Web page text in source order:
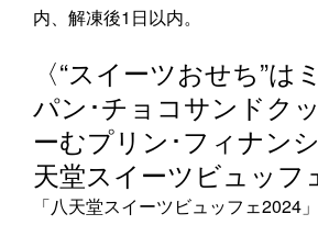
内、解凍後1日以内。
〈“スイーツおせち”は
パン･チョコサンドク
ーむプリン･フィナン
天堂スイーツビュッフ
「八天堂スイーツビュッフェ2024